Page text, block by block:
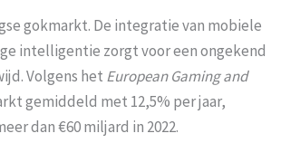
gokmarkt. De integratie van mobiele
intelligentie zorgt voor een ongekend
Volgens het European Gaming and
gemiddeld met 12,5% per jaar,
dan €60 miljard in 2022.